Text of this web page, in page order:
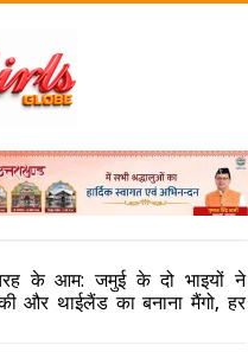
के आम: जमुई के दो भाइयों ने
और थाईलैंड का बनाना मैंगो, हर